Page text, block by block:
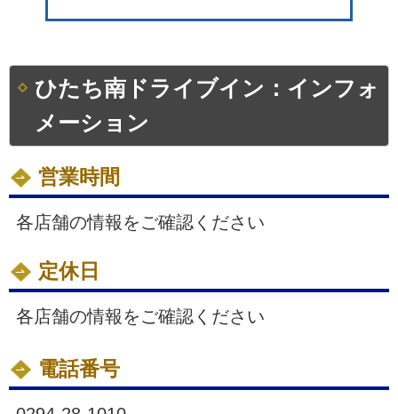
ひたち南ドライブイン：インフォ
メーション
営業時間
各店舗の情報をご確認ください
定休日
各店舗の情報をご確認ください
電話番号